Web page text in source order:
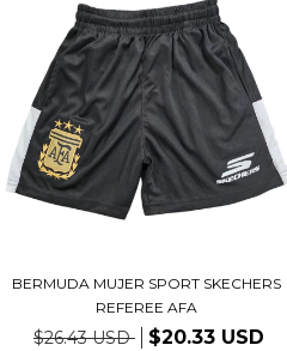
BERMUDA MUJER SPORT SKECHERS
REFEREE AFA
$26.43 USD $20.33 USD